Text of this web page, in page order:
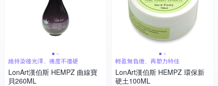
維持染後光澤、捲度不僵硬
LonArt漢伯斯 HEMPZ 曲線寶
貝260ML
輕盈無負擔、再塑力特佳
LonArt漢伯斯 HEMPZ 環保新
硬土100ML